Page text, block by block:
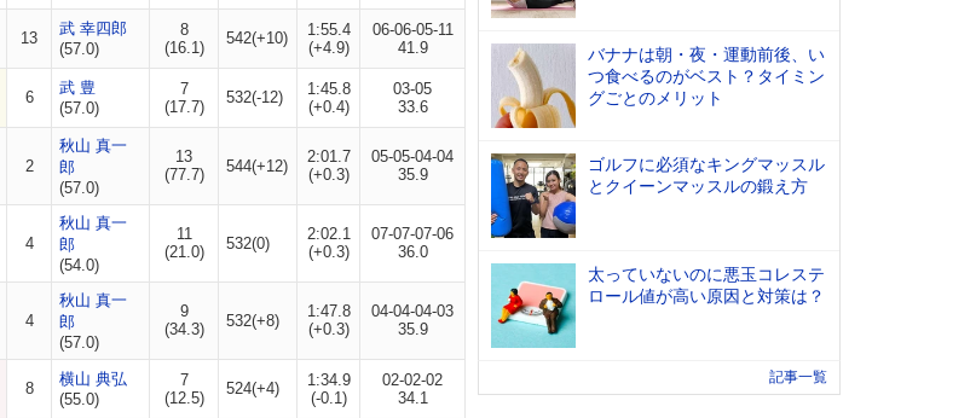
13
武 幸四郎
(57.0)
8
(16.1)
542(+10)
1:55.4
(+4.9)
06-06-05-11
41.9
6
武 豊
(57.0)
7
(17.7)
532(-12)
1:45.8
(+0.4)
03-05
33.6
2
秋山 真一
郎
(57.0)
13
(77.7)
544(+12)
2:01.7
(+0.3)
05-05-04-04
35.9
4
秋山 真一
郎
(54.0)
11
(21.0)
532(0)
2:02.1
(+0.3)
07-07-07-06
36.0
4
秋山 真一
郎
(57.0)
9
(34.3)
532(+8)
1:47.8
(+0.3)
04-04-04-03
35.9
8
横山 典弘
(55.0)
7
(12.5)
524(+4)
1:34.9
(-0.1)
02-02-02
34.1
バナナは朝・夜・運動前後、い
つ食べるのがベスト？タイミン
グごとのメリット
ゴルフに必須なキングマッスル
とクイーンマッスルの鍛え方
太っていないのに悪玉コレステ
ロール値が高い原因と対策は？
記事一覧